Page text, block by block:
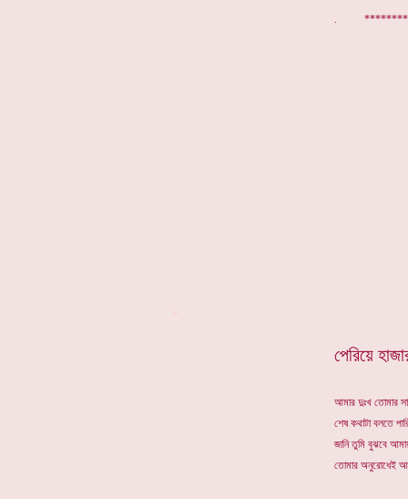
.
পেরিয়ে
আমার দুঃখ তোমার
শেষ কথাটা বলতে
জানি তুমি বুঝবে
তোমার অনুরোধেই